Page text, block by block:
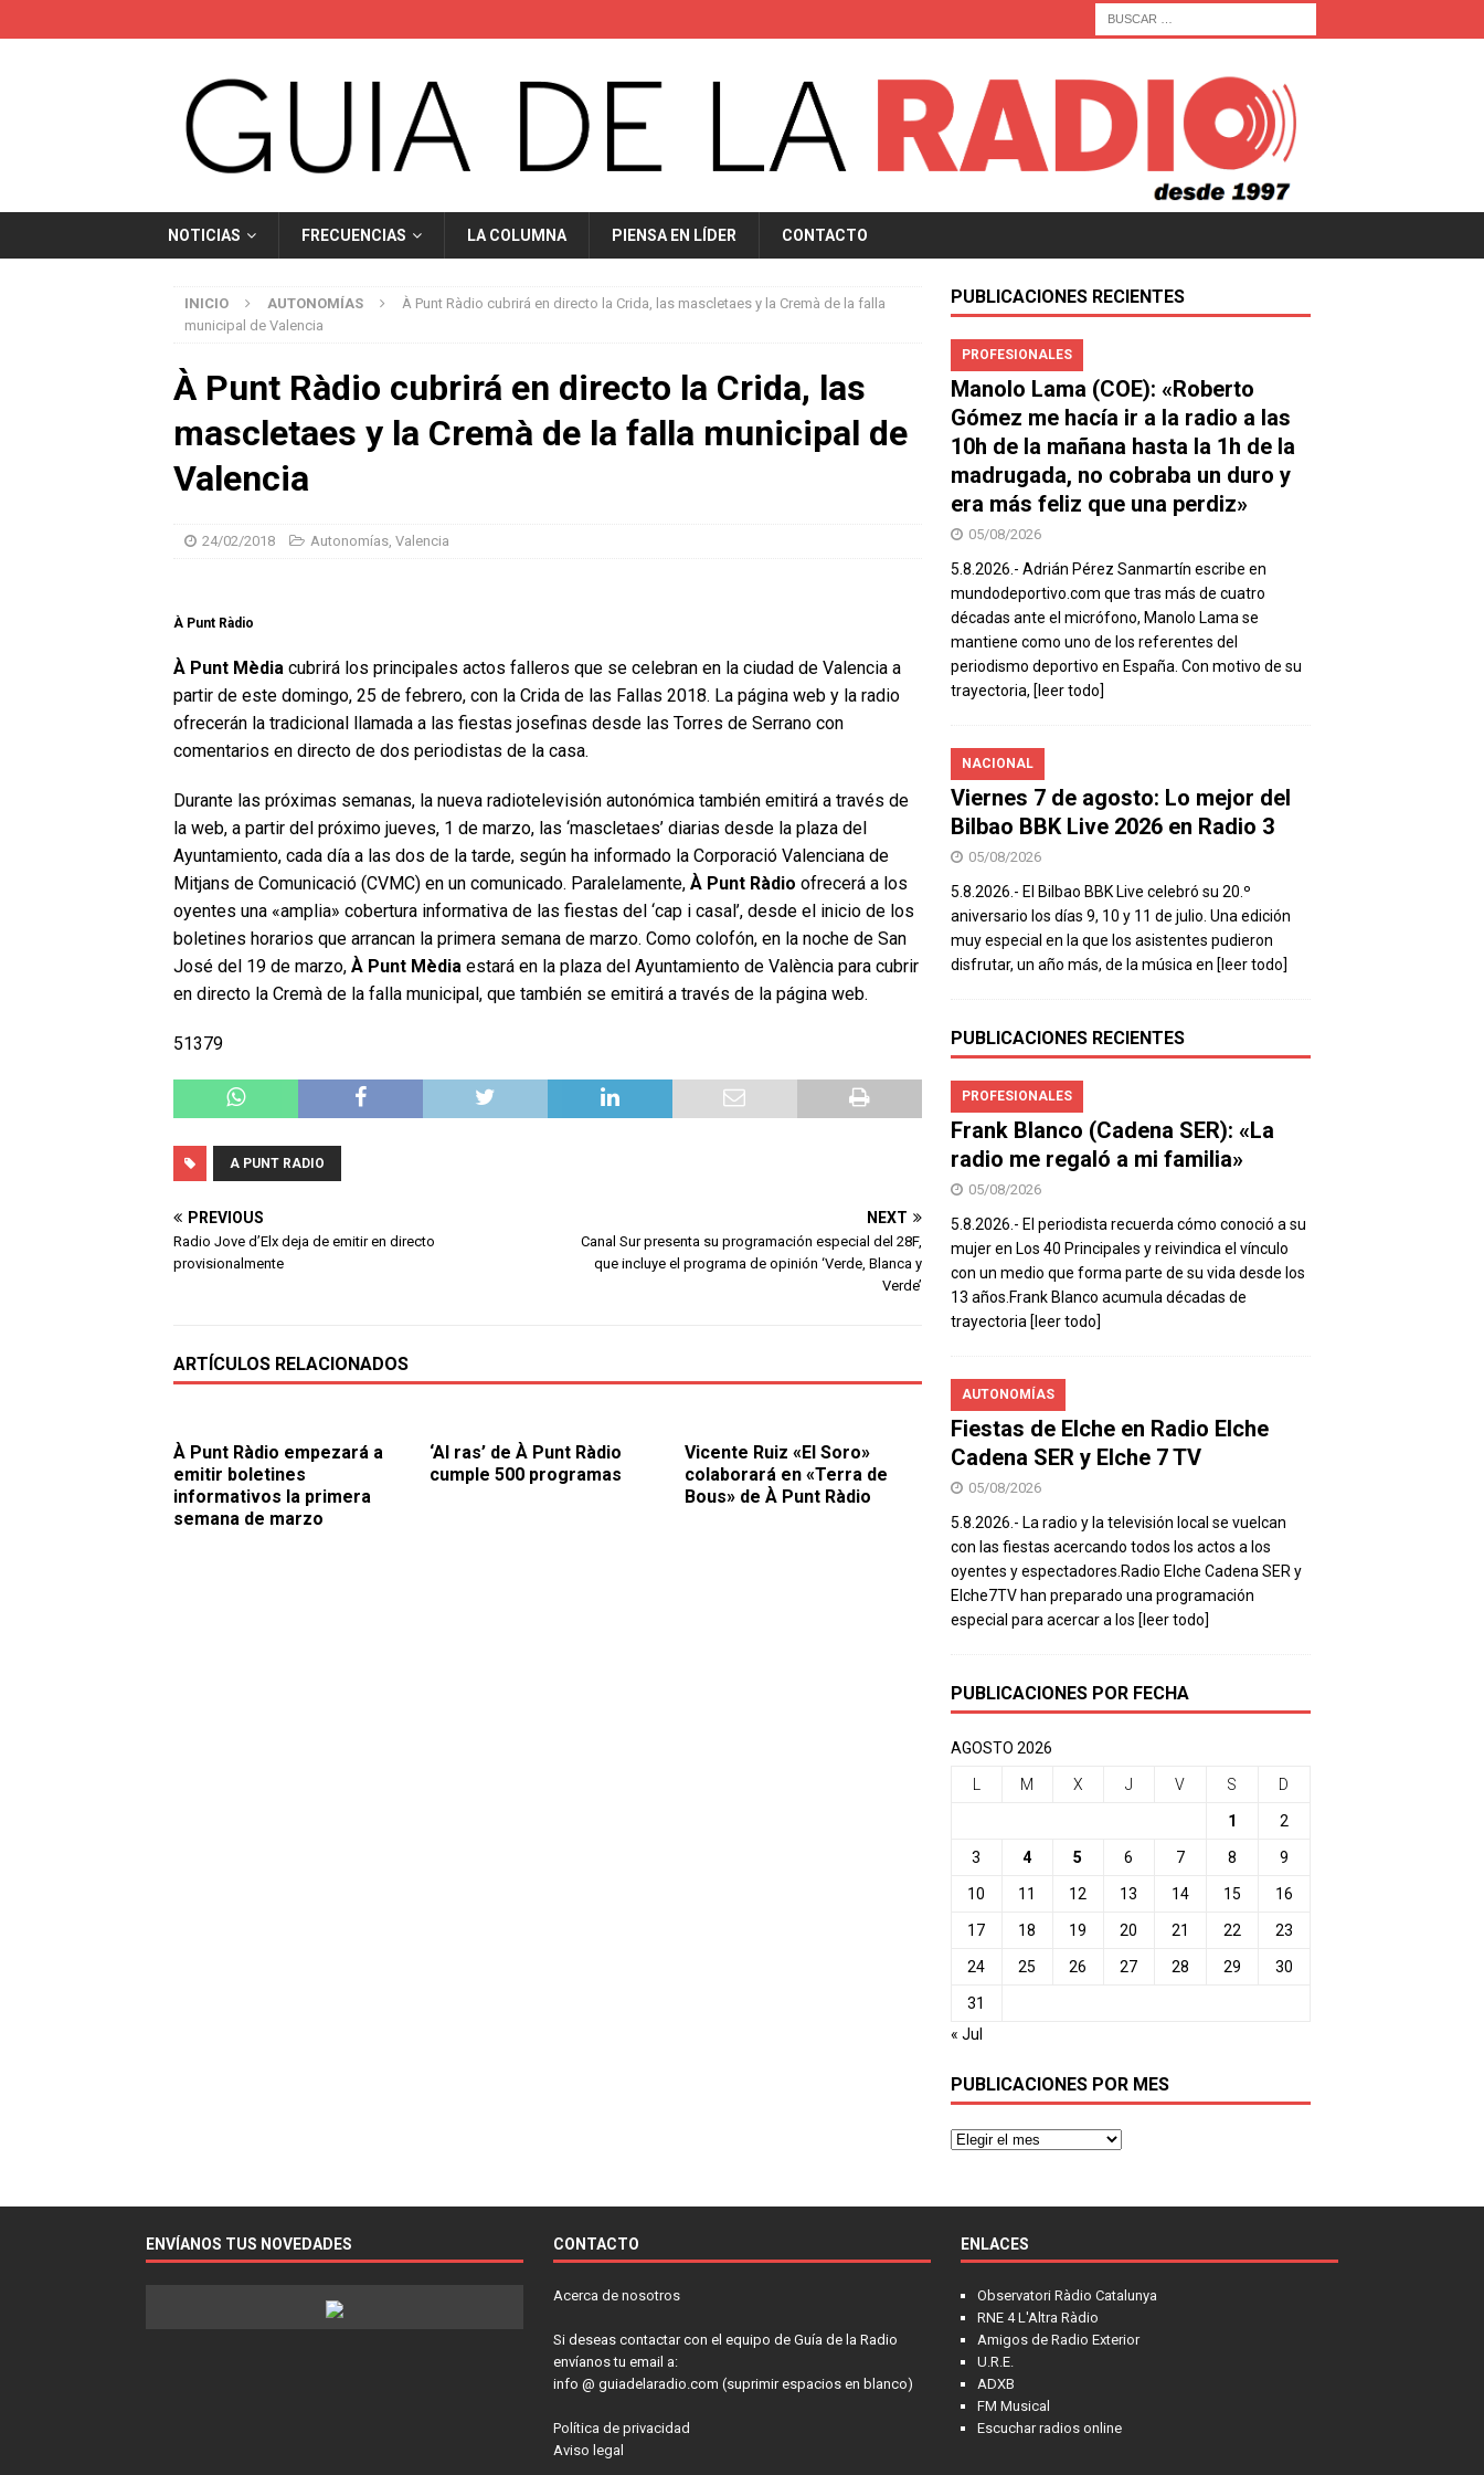
NOTICIAS FRECUENCIAS LA COLUMNA PIENSA EN LÍDER CONTACTO
INICIO AUTONOMÍAS
À Punt Ràdio cubrirá en directo la Crida, las mascletaes y la Cremà de la falla
municipal de Valencia
À Punt Ràdio cubrirá en directo la Crida, las
mascletaes y la Cremà de la falla municipal de
Valencia
24/02/2018 Autonomías Valencia
À Punt Ràdio
À Punt Mèdia cubrirá los principales actos falleros que se celebran en la ciudad de Valencia a
partir de este domingo, 25 de febrero, con la Crida de las Fallas 2018. La página web y la radio
ofrecerán la tradicional llamada a las fiestas josefinas desde las Torres de Serrano con
comentarios en directo de dos periodistas de la casa.
Durante las próximas semanas, la nueva radiotelevisión autonómica también emitirá a través de
la web, a partir del próximo jueves, 1 de marzo, las ‘mascletaes’ diarias desde la plaza del
Ayuntamiento, cada día a las dos de la tarde, según ha informado la Corporació Valenciana de
Mitjans de Comunicació (CVMC) en un comunicado. Paralelamente, À Punt Ràdio ofrecerá a los
oyentes una «amplia» cobertura informativa de las fiestas del ‘cap i casal’, desde el inicio de los
boletines horarios que arrancan la primera semana de marzo. Como colofón, en la noche de San
José del 19 de marzo, À Punt Mèdia estará en la plaza del Ayuntamiento de València para cubrir
en directo la Cremà de la falla municipal, que también se emitirá a través de la página web.
51379
A PUNT RADIO
PREVIOUS
Radio Jove d’Elx deja de emitir en directo
provisionalmente
NEXT
Canal Sur presenta su programación especial del 28F,
que incluye el programa de opinión ‘Verde, Blanca y
Verde’
ARTÍCULOS RELACIONADOS
À Punt Ràdio empezará a
emitir boletines
informativos la primera
semana de marzo
‘Al ras’ de À Punt Ràdio
cumple 500 programas
Vicente Ruiz «El Soro»
colaborará en «Terra de
Bous» de À Punt Ràdio
PUBLICACIONES RECIENTES
PROFESIONALES
Manolo Lama (COE): «Roberto
Gómez me hacía ir a la radio a las
10h de la mañana hasta la 1h de la
madrugada, no cobraba un duro y
era más feliz que una perdiz»
05/08/2026
5.8.2026.- Adrián Pérez Sanmartín escribe en
mundodeportivo.com que tras más de cuatro
décadas ante el micrófono, Manolo Lama se
mantiene como uno de los referentes del
periodismo deportivo en España. Con motivo de su
trayectoria, [leer todo]
NACIONAL
Viernes 7 de agosto: Lo mejor del
Bilbao BBK Live 2026 en Radio 3
05/08/2026
5.8.2026.- El Bilbao BBK Live celebró su 20.º
aniversario los días 9, 10 y 11 de julio. Una edición
muy especial en la que los asistentes pudieron
disfrutar, un año más, de la música en [leer todo]
PUBLICACIONES RECIENTES
PROFESIONALES
Frank Blanco (Cadena SER): «La
radio me regaló a mi familia»
05/08/2026
5.8.2026.- El periodista recuerda cómo conoció a su
mujer en Los 40 Principales y reivindica el vínculo
con un medio que forma parte de su vida desde los
13 años.Frank Blanco acumula décadas de
trayectoria [leer todo]
AUTONOMÍAS
Fiestas de Elche en Radio Elche
Cadena SER y Elche 7 TV
05/08/2026
5.8.2026.- La radio y la televisión local se vuelcan
con las fiestas acercando todos los actos a los
oyentes y espectadores.Radio Elche Cadena SER y
Elche7TV han preparado una programación
especial para acercar a los [leer todo]
PUBLICACIONES POR FECHA
AGOSTO 2026
L M X J V S D
1 2
3 4 5 6 7 8 9
10 11 12 13 14 15 16
17 18 19 20 21 22 23
24 25 26 27 28 29 30
31
« Jul
PUBLICACIONES POR MES
ENVÍANOS TUS NOVEDADES CONTACTO
Acerca de nosotros
Si deseas contactar con el equipo de Guía de la Radio
envíanos tu email a:
info @ guiadelaradio.com (suprimir espacios en blanco)
Política de privacidad
Aviso legal
ENLACES
Observatori Ràdio Catalunya
RNE 4 L'Altra Ràdio
Amigos de Radio Exterior
U.R.E.
ADXB
FM Musical
Escuchar radios online